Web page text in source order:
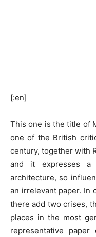
[:en]
This one is the title of
one of the British
century, together with
and it expresses
architecture, so
an irrelevant paper. In
there add two crises,
places in the most
representative